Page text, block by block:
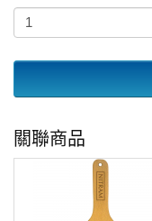
關聯商品